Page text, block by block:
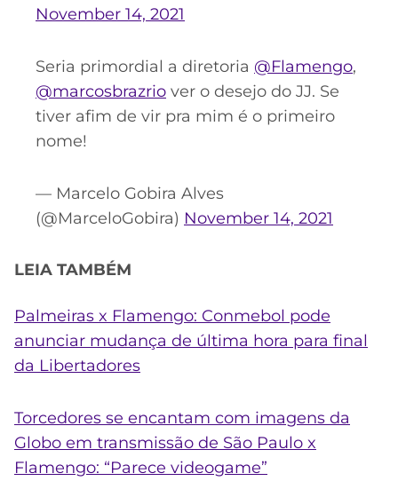
November 14, 2021
Seria primordial a diretoria @Flamengo,
@marcosbrazrio ver o desejo do JJ. Se
tiver afim de vir pra mim é o primeiro
nome!
— Marcelo Gobira Alves
(@MarceloGobira) November 14, 2021
LEIA TAMBÉM
Palmeiras x Flamengo: Conmebol pode
anunciar mudança de última hora para final
da Libertadores
Torcedores se encantam com imagens da
Globo em transmissão de São Paulo x
Flamengo: “Parece videogame”